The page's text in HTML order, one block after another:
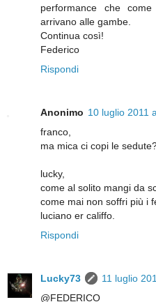
performance che
arrivano alle gambe.
Continua così!
Federico
Rispondi
Anonimo 10 luglio 2011
franco,
ma mica ci copi le
lucky,
come al solito mangi da
come mai non soffri più i
luciano er califfo.
Rispondi
Lucky73
11 luglio
@FEDERICO